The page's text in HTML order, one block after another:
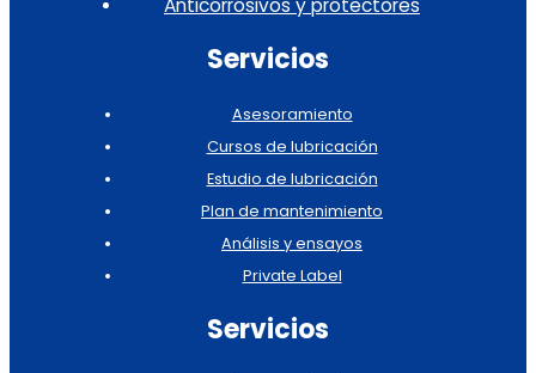
Anticorrosivos y protectores
Servicios
Asesoramiento
Cursos de lubricación
Estudio de lubricación
Plan de mantenimiento
Análisis y ensayos
Private Label
Servicios